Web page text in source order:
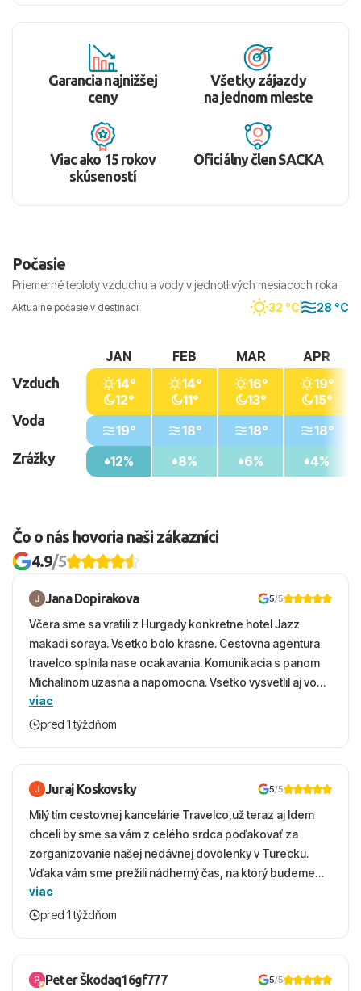
Garancia najnižšej
ceny
Všetky zájazdy
na jednom mieste
Viac ako 15 rokov
skúseností
Oficiálny člen SACKA
Počasie
Priemerné teploty vzduchu a vody v jednotlivých mesiacoch roka
Aktuálne počasie v destinácii 32 °C 28 °C
Vzduch
Voda
Zrážky
JAN
14°
12°
19°
12%
FEB
14°
11°
18°
8%
MAR
16°
13°
18°
6%
APR
19°
15°
18°
4%
Čo o nás hovoria naši zákazníci
4.9/5
Jana Dopirakova 5/5
Včera sme sa vratili z Hurgady konkretne hotel Jazz
makadi soraya. Vsetko bolo krasne. Cestovna agentura
travelco splnila nase ocakavania. Komunikacia s panom
Michalinom uzasna a napomocna. Vsetko vysvetlil aj vo
vecernych hodinach zaco sa ospravedlnujem. Hotel
krasny, cisty. Sluzby top. Strava, prostredie, more,
viac
pred 1 týždňom
Juraj Koskovsky 5/5
Milý tím cestovnej kancelárie Travelco,už teraz aj Idem
chceli by sme sa vám z celého srdca poďakovať za
zorganizovanie našej nedávnej dovolenky v Turecku.
Vďaka vám sme prežili nádherný čas, na ktorý budeme
ešte dlho s úsmevom spomínať. ​Všetko prebehlo
absolútne hladko – od prvotného výberu zájazdu, cez
bola to trefa do čierneho! ​Čo nás dostalo najviac: ​Skvelé
viac
pred 1 týždňom
Peter Škodaq16gf777 5/5